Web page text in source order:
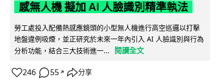
感無人機 擬加 AI 人臉識別精準執法
勞工處投入配備熱感應鏡頭的小型無人機進行高空巡邏以打擊
地盤違例吸煙，並正研究於未來一年內引入 AI 人臉識別與行為
分析功能，結合三大技術進一...
閱讀全文
246 55 ↗ 分享